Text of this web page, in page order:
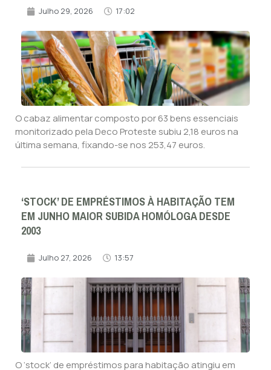
Julho 29, 2026 17:02
O cabaz alimentar composto por 63 bens essenciais
monitorizado pela Deco Proteste subiu 2,18 euros na
última semana, fixando-se nos 253,47 euros.
‘STOCK’ DE EMPRÉSTIMOS À HABITAÇÃO TEM
EM JUNHO MAIOR SUBIDA HOMÓLOGA DESDE
2003
Julho 27, 2026 13:57
O ‘stock’ de empréstimos para habitação atingiu em